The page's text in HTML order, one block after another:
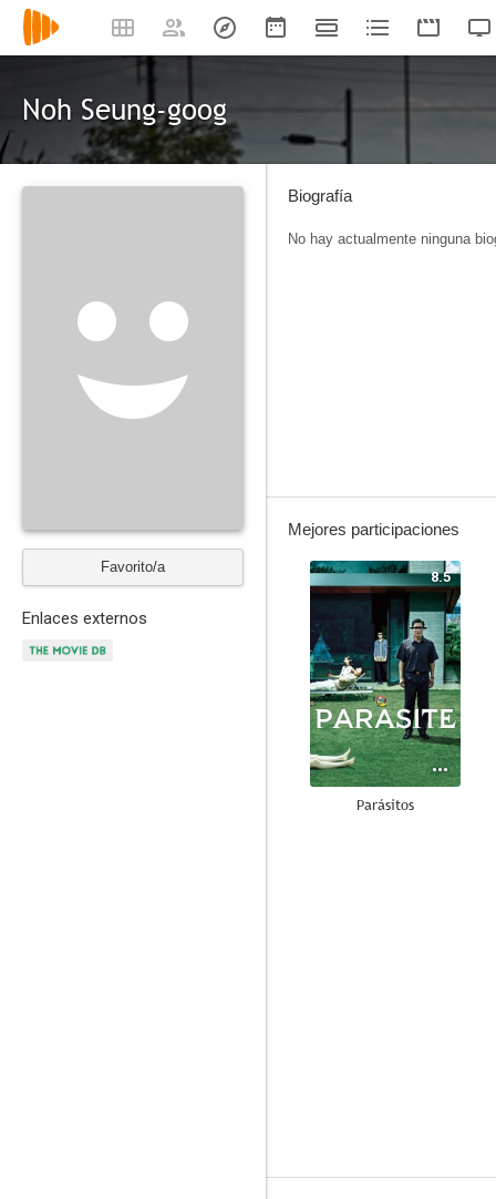
Noh Seung-goog
Favorito/a
Enlaces externos
Biografía
No hay actualmente ninguna
Mejores participaciones
8.5
Parásitos